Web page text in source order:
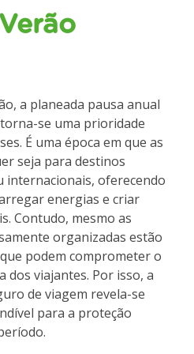
a planeada pausa anual
se uma prioridade
É uma época em que as
seja para destinos
internacionais, oferecendo
energias e criar
Contudo, mesmo as
organizadas estão
podem comprometer o
dos viajantes. Por isso, a
de viagem revela-se
para a proteção